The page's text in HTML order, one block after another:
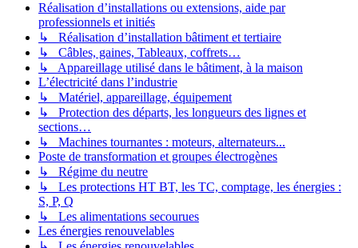
Réalisation d’installations ou extensions, aide par
professionnels et initiés
↳ Réalisation d’installation bâtiment et tertiaire
↳ Câbles, gaines, Tableaux, coffrets…
↳ Appareillage utilisé dans le bâtiment, à la maison
L’électricité dans l’industrie
↳ Matériel, appareillage, équipement
↳ Protection des départs, les longueurs des lignes et
sections…
↳ Machines tournantes : moteurs, alternateurs...
Poste de transformation et groupes électrogènes
↳ Régime du neutre
↳ Les protections HT BT, les TC, comptage, les énergies :
S, P, Q
↳ Les alimentations secourues
Les énergies renouvelables